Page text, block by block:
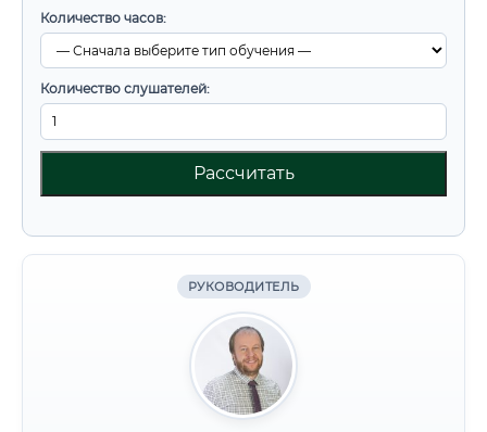
Количество часов:
Количество слушателей:
Рассчитать
РУКОВОДИТЕЛЬ